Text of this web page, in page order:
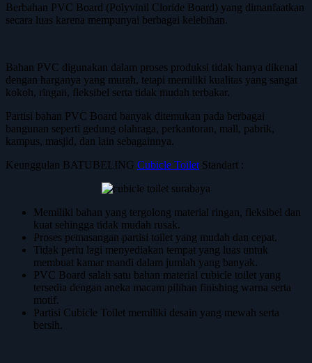
Berbahan PVC Board (Polyvinil Cloride Board) yang dimanfaatkan
secara luas karena mempunyai berbagai kelebihan.
Bahan PVC digunakan dalam proses produksi tidak hanya dikenal
dengan harganya yang murah, tetapi memiliki kualitas yang sangat
kokoh, ringan, fleksibel serta tidak mudah terbakar.
Partisi bahan PVC Board banyak ditemukan pada berbagai
bangunan seperti gedung olahraga, perkantoran, mall, pabrik,
kampus, masjid, dan lain sebagainnya.
Keunggulan BATUBELING Cubicle Toilet Standart :
Memiliki bahan yang tergolong material ringan, fleksibel dan
kuat sehingga tidak mudah rusak.
Proses pemasangan partisi toilet yang mudah dan cepat.
Tidak perlu lagi menyediakan tempat yang luas untuk
membuat kamar mandi dalam jumlah yang banyak.
PVC Board salah satu bahan material cubicle toilet yang
tersedia dengan aneka macam pilihan finishing warna serta
motif.
Partisi Cubicle Toilet memiliki desain yang mewah serta
bersih.